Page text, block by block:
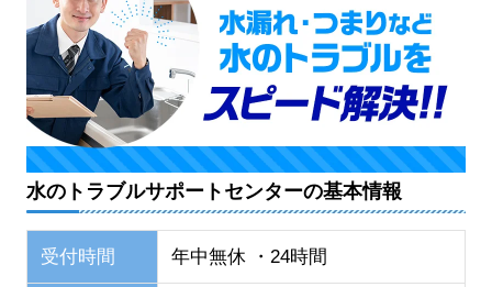
水のトラブルサポートセンターの基本情報
受付時間 年中無休 ・24時間